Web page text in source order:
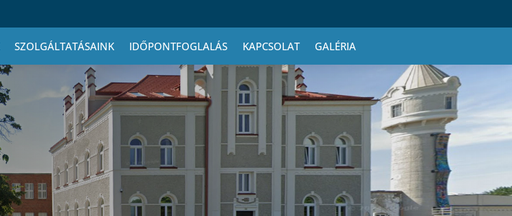
SZOLGÁLTATÁSAINK IDŐPONTFOGLALÁS KAPCSOLAT GALÉRIA